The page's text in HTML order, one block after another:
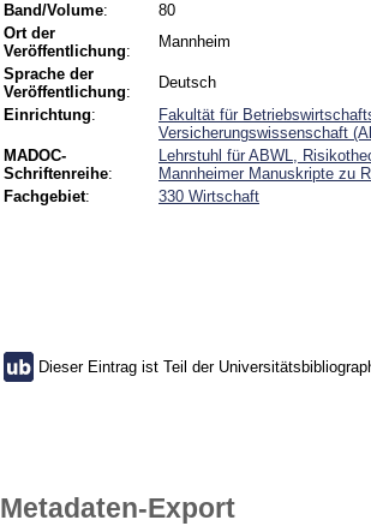
Band/Volume:
80
Ort der
Veröffentlichung:
Mannheim
Sprache der
Veröffentlichung:
Deutsch
Einrichtung:
Fakultät für
Versicherungswissenschaft
MADOC-
Schriftenreihe:
Lehrstuhl für ABWL,
Mannheimer Manuskripte zu
Fachgebiet: 330 Wirtschaft
Dieser Eintrag ist Teil der
Metadaten-Export